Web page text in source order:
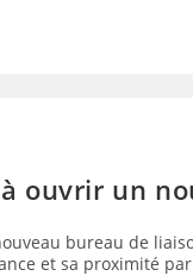
à ouvrir un
bureau de
et sa proximité